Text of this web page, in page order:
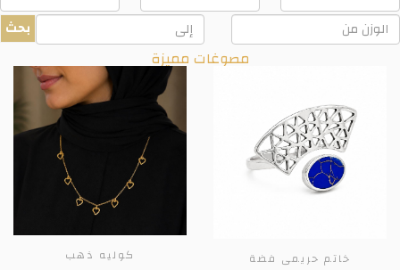
وزن
المنتج
وزن
المنتج بحث
مصوغات مميزة
خاتم حريمى فضة كوليه ذهب